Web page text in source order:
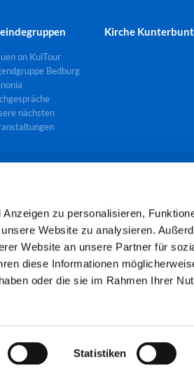
zu personalisieren,
Website zu analysieren.
Website an unsere Partner für
diese Informationen
oder die sie im Rahmen Ihrer
Statistiken
on KulTour
Bedburg
nächsten
Kirche Kunterbunt
Gemeindebüro Theodor-Heuss-Str. 8,
Öffnungszeiten: Mo und Mi 8.00 -11.00 Uhr
Cookie-Richtlinie